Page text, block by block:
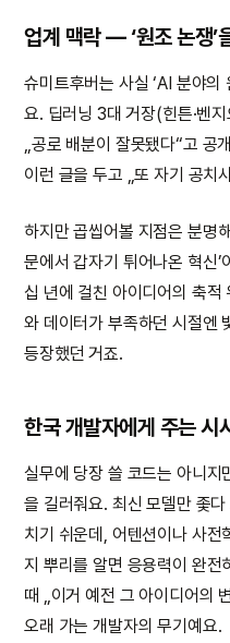
업계 맥락 — ‘원조 논쟁’
슈미트후버는 사실 ‘AI 분야의
요. 딥러닝 3대 거장(힌튼·벤
„공로 배분이 잘못됐다“고 공
이런 글을 두고 „또 자기 공치
하지만 곱씹어볼 지점은 분명
문에서 갑자기 튀어나온 혁신
십 년에 걸친 아이디어의 축적
와 데이터가 부족하던 시절엔
등장했던 거죠.
한국 개발자에게 주는 시
실무에 당장 쓸 코드는 아니지
을 길러줘요. 최신 모델만 좇
치기 쉬운데, 어텐션이나 사
지 뿌리를 알면 응용력이 완전
때 „이거 예전 그 아이디어의
오래 가는 개발자의 무기예요.